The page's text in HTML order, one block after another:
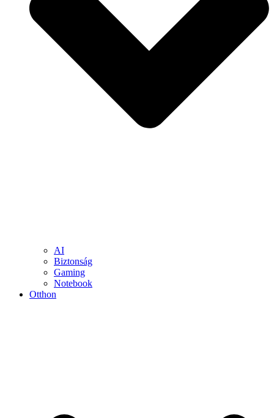
AI
Biztonság
Gaming
Notebook
Otthon